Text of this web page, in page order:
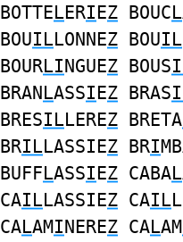
BOTTELERIEZ BOUCL
BOUILLONNEZ BOUIL
BOURLINGUEZ BOUS
BRANLASSIEZ BRAS
BRESILLEREZ BRETA
BRILLASSIEZ BRI
BUFFLASSIEZ CABAL
CAILLASSIEZ CAIL
CALAMINEREZ CALAM